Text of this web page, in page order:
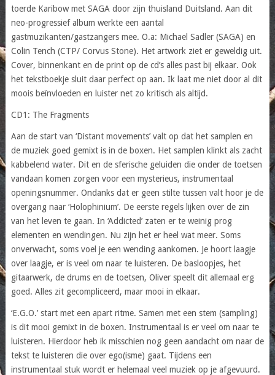
toerde Karibow met SAGA door zijn thuisland Duitsland. Aan dit
neo-progressief album werkte een aantal
gastmuzikanten/gastzangers mee. O.a: Michael Sadler (SAGA) en
Colin Tench (CTP/ Corvus Stone). Het artwork ziet er geweldig uit.
Cover, binnenkant en de print op de cd’s alles past bij elkaar. Ook
het tekstboekje sluit daar perfect op aan. Ik laat me niet door al dit
moois beïnvloeden en luister net zo kritisch als altijd.
CD1: The Fragments
Aan de start van ‘Distant movements’ valt op dat het samplen en
de muziek goed gemixt is in de boxen. Het samplen klinkt als zacht
kabbelend water. Dit en de sferische geluiden die onder de toetsen
vandaan komen zorgen voor een mysterieus, instrumentaal
openingsnummer. Ondanks dat er geen stilte tussen valt hoor je de
overgang naar ‘Holophinium’. De eerste regels lijken over de zin
van het leven te gaan. In ‘Addicted’ zaten er te weinig prog
elementen en wendingen. Nu zijn het er heel wat meer. Soms
onverwacht, soms voel je een wending aankomen. Je hoort laagje
over laagje, er is veel om naar te luisteren. De basloopjes, het
gitaarwerk, de drums en de toetsen, Oliver speelt dit allemaal erg
goed. Alles zit gecompliceerd, maar mooi in elkaar.
‘E.G.O.’ start met een apart ritme. Samen met een stem (sampling)
is dit mooi gemixt in de boxen. Instrumentaal is er veel om naar te
luisteren. Hierdoor heb ik misschien nog geen aandacht om naar de
tekst te luisteren die over ego(isme) gaat. Tijdens een
instrumentaal stuk wordt er helemaal veel muziek op je afgevuurd.